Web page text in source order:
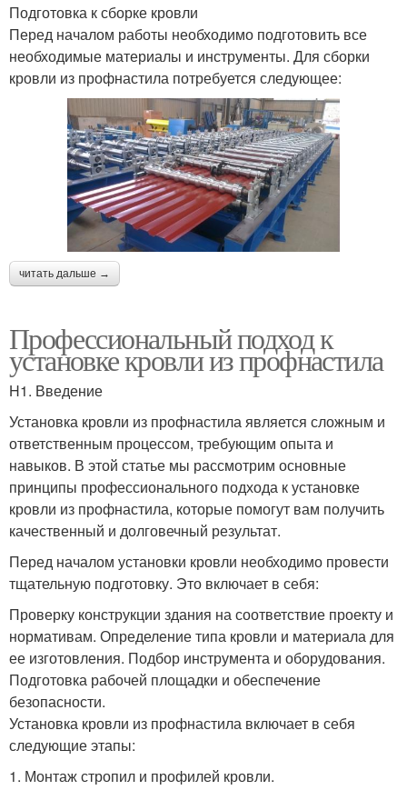
Подготовка к сборке кровли
Перед началом работы необходимо подготовить все
необходимые материалы и инструменты. Для сборки
кровли из профнастила потребуется следующее:
читать дальше →
Профессиональный подход к
установке кровли из профнастила
H1. Введение
Установка кровли из профнастила является сложным и
ответственным процессом, требующим опыта и
навыков. В этой статье мы рассмотрим основные
принципы профессионального подхода к установке
кровли из профнастила, которые помогут вам получить
качественный и долговечный результат.
Перед началом установки кровли необходимо провести
тщательную подготовку. Это включает в себя:
Проверку конструкции здания на соответствие проекту и
нормативам. Определение типа кровли и материала для
ее изготовления. Подбор инструмента и оборудования.
Подготовка рабочей площадки и обеспечение
безопасности.
Установка кровли из профнастила включает в себя
следующие этапы:
1. Монтаж стропил и профилей кровли.